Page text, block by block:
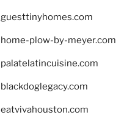
guesttinyhomes.com
home-plow-by-meyer.com
palatelatincuisine.com
blackdoglegacy.com
eatvivahouston.com